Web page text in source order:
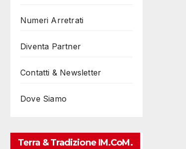
Numeri Arretrati
Diventa Partner
Contatti & Newsletter
Dove Siamo
Terra & Tradizione IM.coM.